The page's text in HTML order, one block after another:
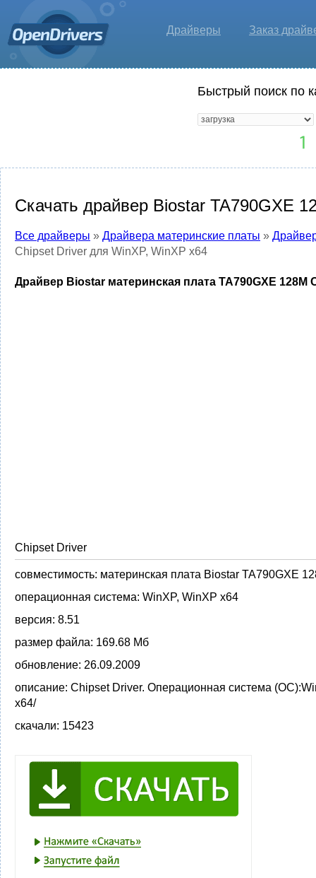
Драйверы Заказ
Быстрый поиск по
Скачать драйвер Biostar TA790GXE
Все драйверы » Драйвера материнские платы »
Chipset Driver для WinXP, WinXP x64
Драйвер Biostar материнская плата TA790GXE 128M
Chipset Driver
совместимость: материнская плата Biostar TA790GXE
операционная система: WinXP, WinXP x64
версия: 8.51
размер файла: 169.68 Мб
обновление: 26.09.2009
описание: Chipset Driver. Операционная система
x64/
скачали: 15423